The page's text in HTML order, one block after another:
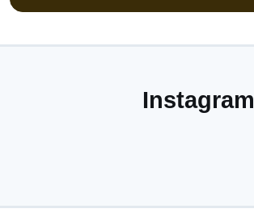
Instagram